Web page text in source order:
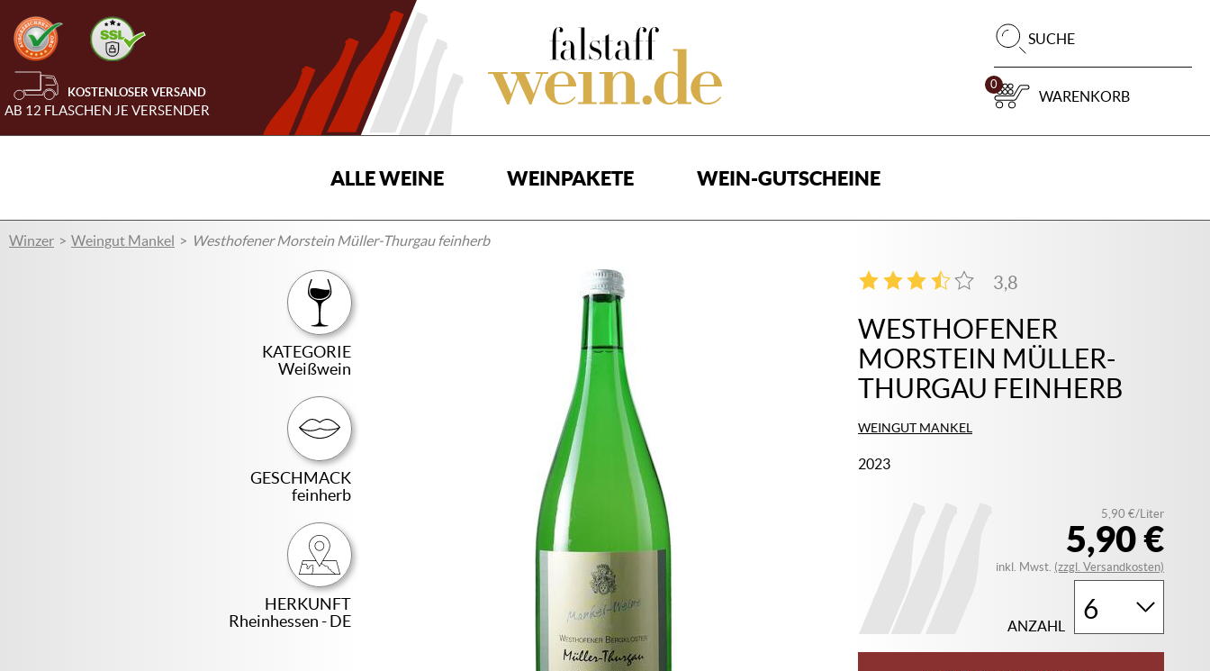
KOSTENLOSER VERSAND
AB 12 FLASCHEN JE VERSENDER
SUCHE
0
WARENKORB
ALLE WEINE WEINPAKETE WEIN-GUTSCHEINE
Winzer Weingut Mankel Westhofener Morstein Müller-Thurgau feinherb
KATEGORIE
Weißwein
GESCHMACK
feinherb
HERKUNFT
Rheinhessen - DE
WESTHOFENER
MORSTEIN MÜLLER-
THURGAU FEINHERB
WEINGUT MANKEL
2023
3,8
4
5,90 €
5,90 €/Liter
inkl. Mwst. (zzgl. Versandkosten)
ANZAHL